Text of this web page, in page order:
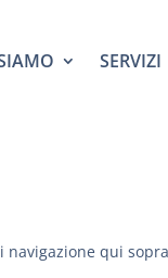
SERVIZI
qui